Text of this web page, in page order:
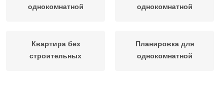
однокомнатной
однокомнатной
Квартира без
строительных
Планировка для
однокомнатной